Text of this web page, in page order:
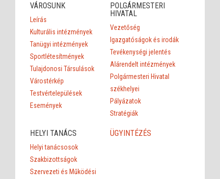
VÁROSUNK
Leírás
Kulturális intézmények
Tanügyi intézmények
Sportlétesítmények
Tulajdonosi Társulások
Várostérkép
Testvértelepülések
Események
POLGÁRMESTERI
HIVATAL
Vezetőség
Igazgatóságok és irodák
Tevékenységi jelentés
Alárendelt intézmények
Polgármesteri Hivatal
székhelyei
Pályázatok
Stratégiák
HELYI TANÁCS
Helyi tanácsosok
Szakbizottságok
Szervezeti és Működési
ÜGYINTÉZÉS